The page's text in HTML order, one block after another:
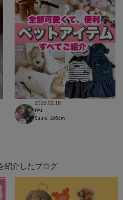
2026.02.18
Suu☺︎ 168cm
紹介したブログ